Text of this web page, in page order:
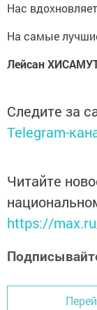
Нас вдохновляет
На самые
Лейсан
Следите за
Telegram-
Читайте
https://